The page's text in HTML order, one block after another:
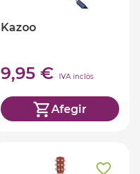
Kazoo
9,95 € IVA inclòs
Afegir